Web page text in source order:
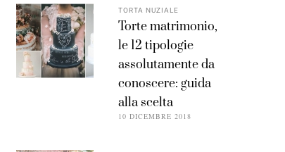
TORTA NUZIALE
Torte matrimonio,
le 12 tipologie
assolutamente da
conoscere: guida
alla scelta
10 DICEMBRE 2018